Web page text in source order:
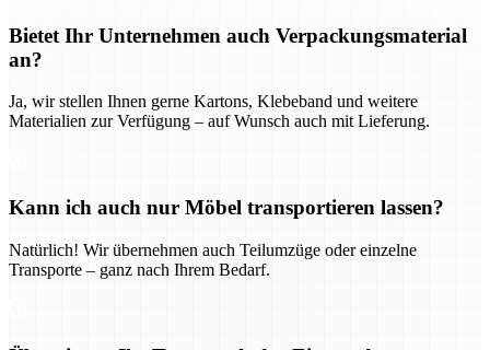
Bietet Ihr Unternehmen auch Verpackungsmaterial
an?
Ja, wir stellen Ihnen gerne Kartons, Klebeband und weitere
Materialien zur Verfügung – auf Wunsch auch mit Lieferung.
Kann ich auch nur Möbel transportieren lassen?
Natürlich! Wir übernehmen auch Teilumzüge oder einzelne
Transporte – ganz nach Ihrem Bedarf.